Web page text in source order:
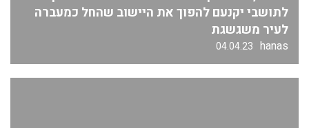
לתושבי יקנעם להפוך את היישוב שהחל כמעברה
לעיר משגשגת
hanas
04.04.23